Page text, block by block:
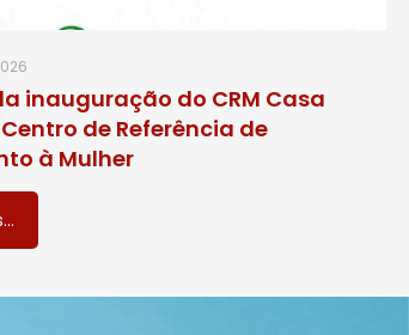
inauguração do CRM Casa
de Referência de
à Mulher